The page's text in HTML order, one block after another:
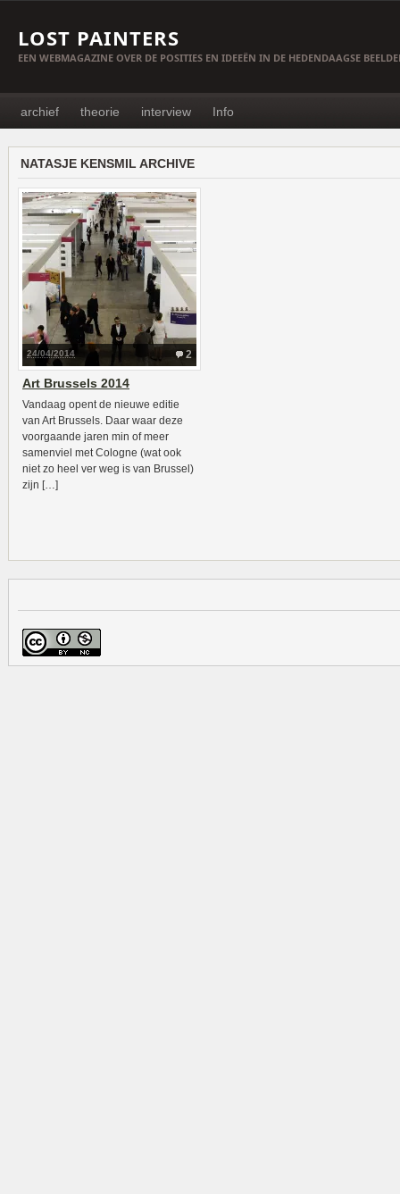
LOST PAINTERS
EEN WEBMAGAZINE OVER DE POSITIES EN IDEEËN IN DE HEDENDAAGSE
archief theorie interview Info
NATASJE KENSMIL ARCHIVE
2
24/04/2014
Art Brussels 2014
Vandaag opent de nieuwe editie
van Art Brussels. Daar waar deze
voorgaande jaren min of meer
samenviel met Cologne (wat ook
niet zo heel ver weg is van Brussel)
zijn […]